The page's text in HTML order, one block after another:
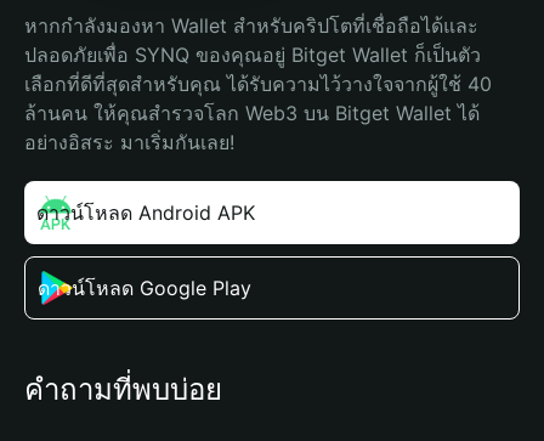
หากกำลังมองหา Wallet สำหรับคริปโตที่เชื่อถือได้และ
ปลอดภัยเพื่อ SYNQ ของคุณอยู่ Bitget Wallet ก็เป็นตัว
เลือกที่ดีที่สุดสำหรับคุณ ได้รับความไว้วางใจจากผู้ใช้ 40
ล้านคน ให้คุณสำรวจโลก Web3 บน Bitget Wallet ได้
อย่างอิสระ มาเริ่มกันเลย!
ดาวน์โหลด Android APK
ดาวน์โหลด Google Play
คำถามที่พบบ่อย